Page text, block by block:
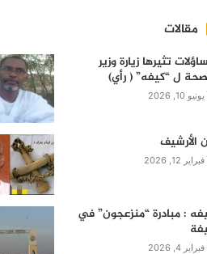
مقالات
تثيرها زيارة وزير
ل “كيفه” ( رأي)
يونيو 10, 2026
الأرشيف
فبراير 12, 2026
: مبادرة “منزعجون” في
فبراير 4, 2026